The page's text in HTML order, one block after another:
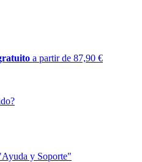
a partir de 87,90 €
y Soporte"